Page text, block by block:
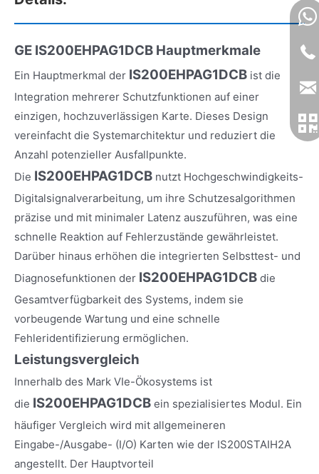
GE IS200EHPAG1DCB Hauptmerkmale
Ein Hauptmerkmal der IS200EHPAG1DCB ist die
Integration mehrerer Schutzfunktionen auf einer
einzigen, hochzuverlässigen Karte. Dieses Design
vereinfacht die Systemarchitektur und reduziert die
Anzahl potenzieller Ausfallpunkte.
Die IS200EHPAG1DCB nutzt Hochgeschwindigkeits-
Digitalsignalverarbeitung, um ihre Schutzesalgorithmen
präzise und mit minimaler Latenz auszuführen, was eine
schnelle Reaktion auf Fehlerzustände gewährleistet.
Darüber hinaus erhöhen die integrierten Selbsttest- und
Diagnosefunktionen der IS200EHPAG1DCB die
Gesamtverfügbarkeit des Systems, indem sie
vorbeugende Wartung und eine schnelle
Fehleridentifizierung ermöglichen.
Leistungsvergleich
Innerhalb des Mark VIe-Ökosystems ist
die IS200EHPAG1DCB ein spezialisiertes Modul. Ein
häufiger Vergleich wird mit allgemeineren
Eingabe-/Ausgabe- (I/O) Karten wie der IS200STAIH2A
angestellt. Der Hauptvorteil